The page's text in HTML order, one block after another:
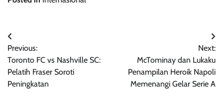
Post
navigation
Previous:
Toronto FC vs Nashville SC:
Pelatih Fraser Soroti
Peningkatan
Next:
McTominay dan Lukaku
Penampilan Heroik Napoli
Memenangi Gelar Serie A